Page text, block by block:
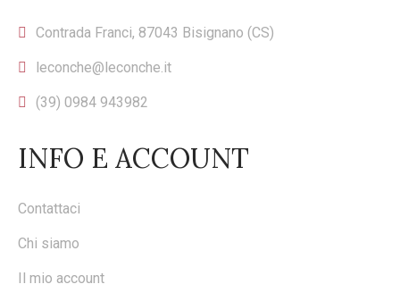
Contrada Franci, 87043 Bisignano (CS)
leconche@leconche.it
(39) 0984 943982
INFO E ACCOUNT
Contattaci
Chi siamo
Il mio account